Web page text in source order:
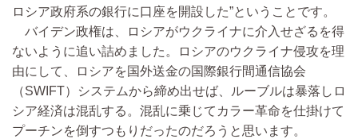
ロシア政府系の銀行に口座を開設した”ということです。
バイデン政権は、ロシアがウクライナに介入せざるを得
ないように追い詰めました。ロシアのウクライナ侵攻を理
由にして、ロシアを国外送金の国際銀行間通信協会
（SWIFT）システムから締め出せば、ルーブルは暴落しロ
シア経済は混乱する。混乱に乗じてカラー革命を仕掛けて
プーチンを倒すつもりだったのだろうと思います。